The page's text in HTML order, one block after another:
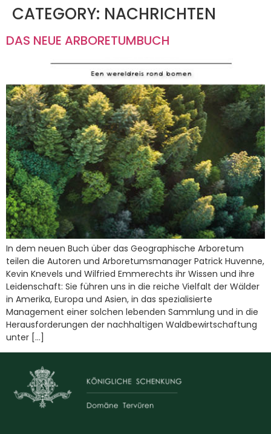
CATEGORY: NACHRICHTEN
DAS NEUE ARBORETUMBUCH
In dem neuen Buch über das Geographische Arboretum
teilen die Autoren und Arboretumsmanager Patrick Huvenne,
Kevin Knevels und Wilfried Emmerechts ihr Wissen und ihre
Leidenschaft: Sie führen uns in die reiche Vielfalt der Wälder
in Amerika, Europa und Asien, in das spezialisierte
Management einer solchen lebenden Sammlung und in die
Herausforderungen der nachhaltigen Waldbewirtschaftung
unter […]